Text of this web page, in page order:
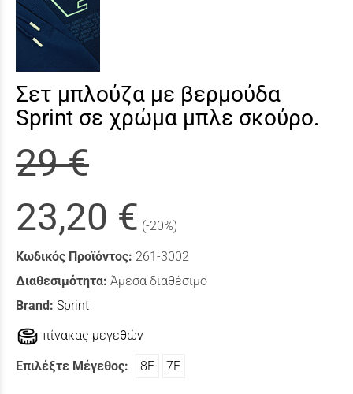
Σετ μπλούζα με βερμούδα
Sprint σε χρώμα μπλε σκούρο.
29 €
23,20 € (-20%)
Κωδικός Προϊόντος: 261-3002
Διαθεσιμότητα: Άμεσα διαθέσιμο
Brand: Sprint
πίνακας μεγεθών
Επιλέξτε Μέγεθος: 8Ε 7Ε